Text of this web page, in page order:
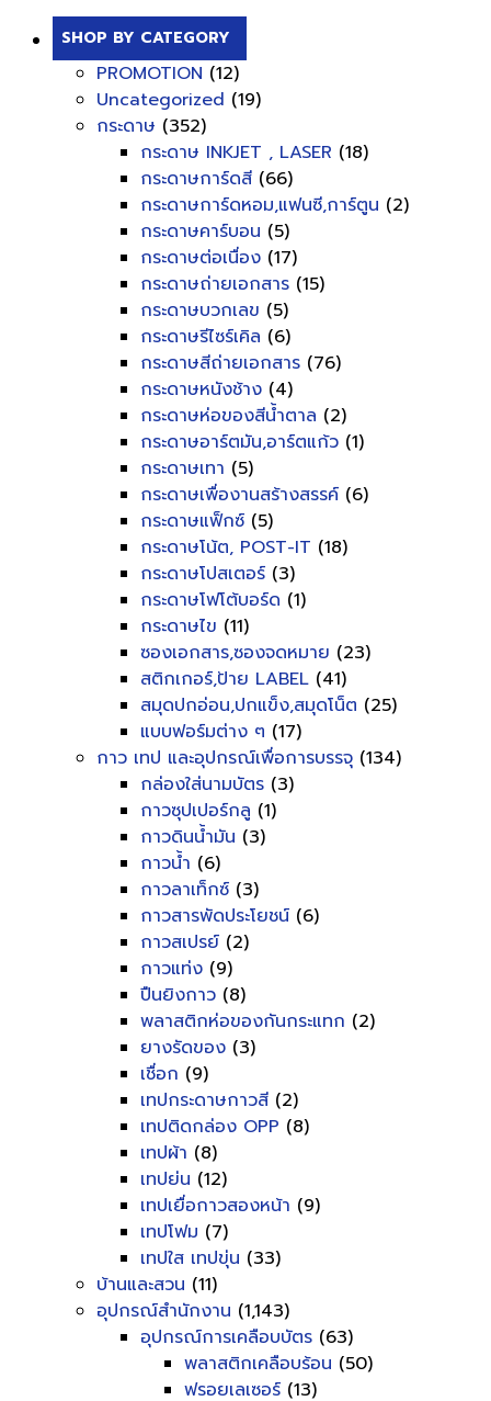
SHOP BY CATEGORY
PROMOTION (12)
Uncategorized (19)
กระดาษ (352)
กระดาษ INKJET , LASER (18)
กระดาษการ์ดสี (66)
กระดาษการ์ดหอม,แฟนซี,การ์ตูน (2)
กระดาษคาร์บอน (5)
กระดาษต่อเนื่อง (17)
กระดาษถ่ายเอกสาร (15)
กระดาษบวกเลข (5)
กระดาษรีไซร์เคิล (6)
กระดาษสีถ่ายเอกสาร (76)
กระดาษหนังช้าง (4)
กระดาษห่อของสีน้ำตาล (2)
กระดาษอาร์ตมัน,อาร์ตแก้ว (1)
กระดาษเทา (5)
กระดาษเพื่องานสร้างสรรค์ (6)
กระดาษแฟ็กซ์ (5)
กระดาษโน้ต, POST-IT (18)
กระดาษโปสเตอร์ (3)
กระดาษโฟโต้บอร์ด (1)
กระดาษไข (11)
ซองเอกสาร,ซองจดหมาย (23)
สติกเกอร์,ป้าย LABEL (41)
สมุดปกอ่อน,ปกแข็ง,สมุดโน็ต (25)
แบบฟอร์มต่าง ๆ (17)
กาว เทป และอุปกรณ์เพื่อการบรรจุ (134)
กล่องใส่นามบัตร (3)
กาวซุปเปอร์กลู (1)
กาวดินน้ำมัน (3)
กาวน้ำ (6)
กาวลาเท็กซ์ (3)
กาวสารพัดประโยชน์ (6)
กาวสเปรย์ (2)
กาวแท่ง (9)
ปืนยิงกาว (8)
พลาสติกห่อของกันกระแทก (2)
ยางรัดของ (3)
เชื่อก (9)
เทปกระดาษกาวสี (2)
เทปติดกล่อง OPP (8)
เทปผ้า (8)
เทปย่น (12)
เทปเยื่อกาวสองหน้า (9)
เทปโฟม (7)
เทปใส เทปขุ่น (33)
บ้านและสวน (11)
อุปกรณ์สำนักงาน (1,143)
อุปกรณ์การเคลือบบัตร (63)
พลาสติกเคลือบร้อน (50)
ฟรอยเลเซอร์ (13)